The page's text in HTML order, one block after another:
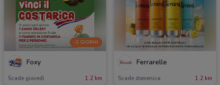
-3 GIORNI
Foxy
Scade giovedì 1.2 km
Ferrarelle
Scade domenica 1.2 km